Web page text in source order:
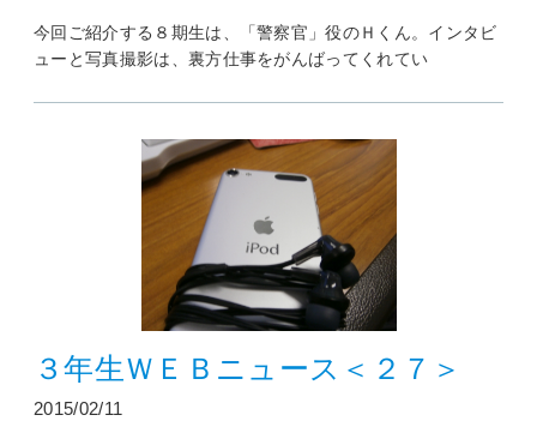
今回ご紹介する８期生は、「警察官」役のＨくん。インタビ
ューと写真撮影は、裏方仕事をがんばってくれてい
３年生ＷＥＢニュース＜２７＞
2015/02/11